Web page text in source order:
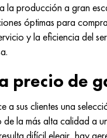
la producción a gran
óptimas para
y la eficiencia del
precio de
a sus clientes una
de la más alta calidad a
difícil elegir, hay